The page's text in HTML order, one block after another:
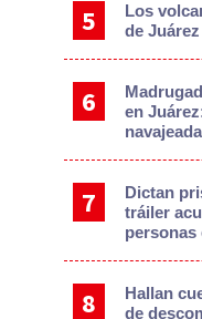
Los
de Juárez
en
navajeada
Dictan
tráiler
personas
Hallan
de